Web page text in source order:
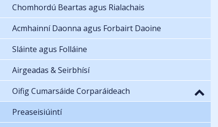
Chomhordú Beartas agus Rialachais
Acmhainní Daonna agus Forbairt Daoine
Sláinte agus Folláine
Airgeadas & Seirbhísí
Oifig Cumarsáide Corparáideach
Preaseisiúintí